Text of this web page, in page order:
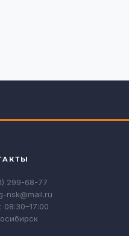
299-68-77
nsk@mail.ru
08:30–17:00